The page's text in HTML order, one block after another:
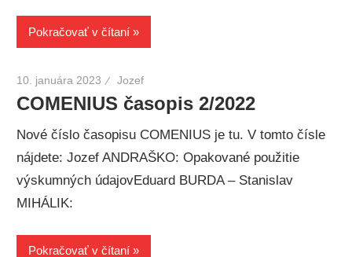
Pokračovať v čítaní
10. januára 2023 Jozef
COMENIUS časopis 2/2022
Nové číslo časopisu COMENIUS je tu. V tomto čísle
nájdete: Jozef ANDRAŠKO: Opakované použitie
výskumných údajovEduard BURDA – Stanislav
MIHÁLIK:
Pokračovať v čítaní